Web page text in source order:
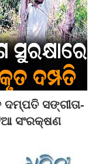
ସଙ୍ଗୀତା-
ସଂରକ୍ଷଣ